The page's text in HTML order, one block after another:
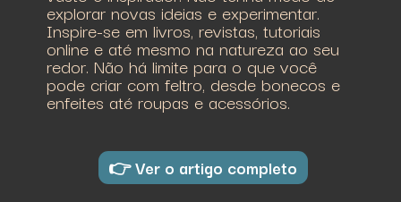
explorar novas ideias e experimentar.
Inspire-se em livros, revistas, tutoriais
online e até mesmo na natureza ao seu
redor. Não há limite para o que você
pode criar com feltro, desde bonecos e
enfeites até roupas e acessórios.
👉 Ver o artigo completo